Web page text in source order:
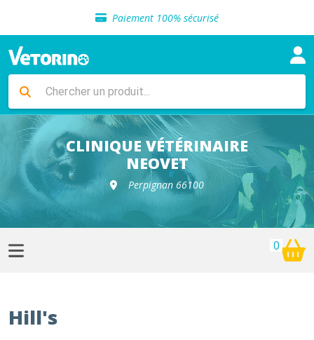
Paiement 100% sécurisé
Livraison gratuite en clinique vétérinaire
Sélection de croquettes vétérinaire
Livraison gratuite en clinique vétérinaire
Retour gratuit en clinique
Sélection de croquettes vétérinaire
CLINIQUE VÉTÉRINAIRE
NEOVET
Perpignan 66100
0
Hill's